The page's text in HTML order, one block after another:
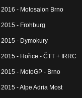
2016 - Motosalon Brno
2015 - Frohburg
2015 - Dymokury
2015 - Hořice - ČTT + IRRC
2015 - MotoGP - Brno
2015 - Alpe Adria Most